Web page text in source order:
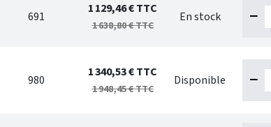
691
1 129,46 €TTC
1 638,80 €TTC
En stock −
980
1 340,53 €TTC
1 948,45 €TTC
Disponible −